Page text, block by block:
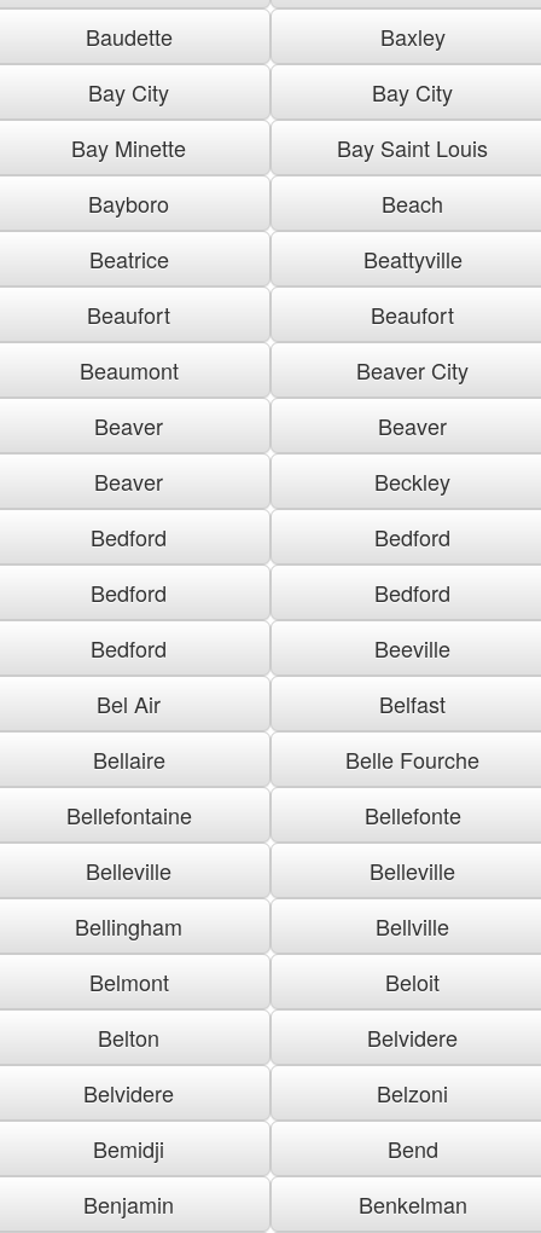
Baudette
Baxley
Bay City
Bay City
Bay Minette
Bay Saint Louis
Bayboro
Beach
Beatrice
Beattyville
Beaufort
Beaufort
Beaumont
Beaver City
Beaver
Beaver
Beaver
Beckley
Bedford
Bedford
Bedford
Bedford
Bedford
Beeville
Bel Air
Belfast
Bellaire
Belle Fourche
Bellefontaine
Bellefonte
Belleville
Belleville
Bellingham
Bellville
Belmont
Beloit
Belton
Belvidere
Belvidere
Belzoni
Bemidji
Bend
Benjamin
Benkelman